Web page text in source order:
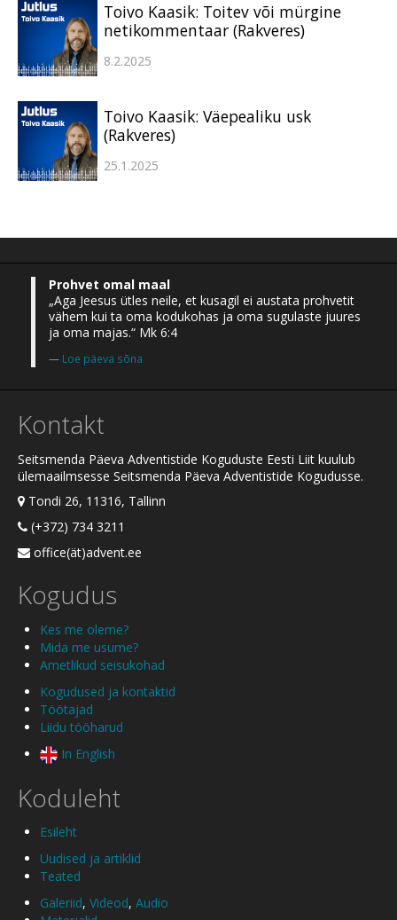
Toivo Kaasik: Toitev või mürgine
netikommentaar (Rakveres)
8.2.2025
Toivo Kaasik: Väepealiku usk
(Rakveres)
25.1.2025
Prohvet omal maal
„Aga Jeesus ütles neile, et kusagil ei austata prohvetit
vähem kui ta oma kodukohas ja oma sugulaste juures
ja oma majas.“ Mk 6:4
Loe päeva sõna
Kontakt
Seitsmenda Päeva Adventistide Koguduste Eesti Liit kuulub
ülemaailmsesse Seitsmenda Päeva Adventistide Kogudusse.
Tondi 26, 11316, Tallinn
(+372) 734 3211
office(ät)advent.ee
Kogudus
Kes me oleme?
Mida me usume?
Ametlikud seisukohad
Kogudused ja kontaktid
Töötajad
Liidu tööharud
In English
Koduleht
Esileht
Uudised ja artiklid
Teated
Galeriid, Videod, Audio